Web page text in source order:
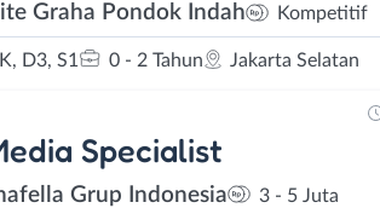
Graha Pondok Indah Kompetitif
D3, S1 0 - 2 Tahun Jakarta Selatan
Specialist
Grup Indonesia 3 - 5 Juta